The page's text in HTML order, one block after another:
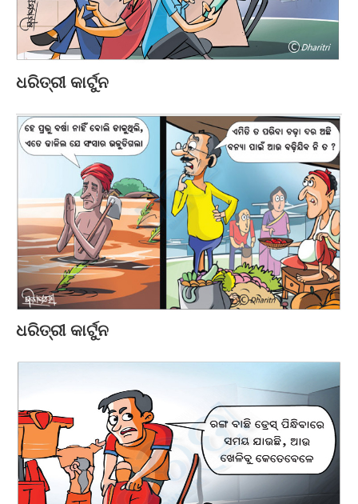
ଧରିତ୍ରୀ କାର୍ଟୁନ
ଧରିତ୍ରୀ କାର୍ଟୁନ